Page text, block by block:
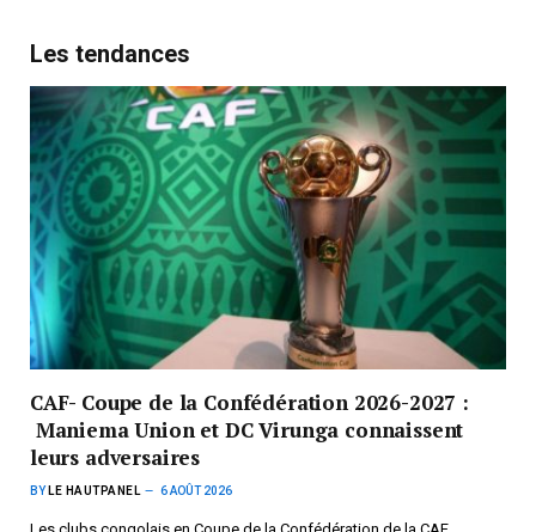
Les tendances
CAF- Coupe de la Confédération 2026-2027 :
Maniema Union et DC Virunga connaissent
leurs adversaires
BY LE HAUTPANEL 6 AOÛT 2026